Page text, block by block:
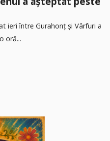
ieri între Gurahonț și Vârfuri a
oră...